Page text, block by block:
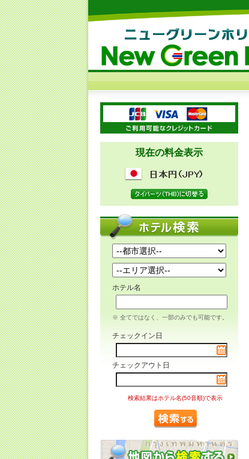
現在の料金表示
ホテル名
※ 全てではなく、一部のみでも可能です。
チェックイン日
チェックアウト日
検索結果はホテル名(50音順)で表示